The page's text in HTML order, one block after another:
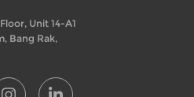
Unit 14-A1
Bang Rak,